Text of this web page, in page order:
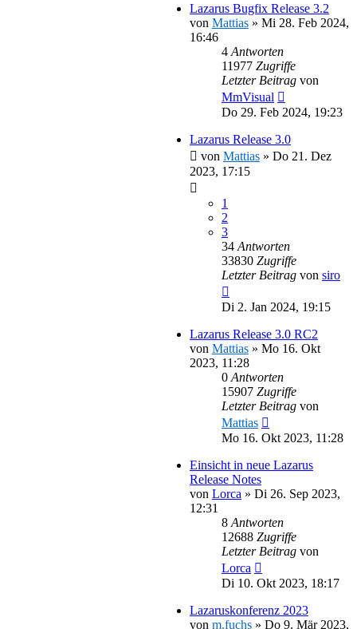
Lazarus Bugfix Release 3.2
von Mattias » Mi 28. Feb 2024,
16:46
4 Antworten
11977 Zugriffe
Letzter Beitrag von
MmVisual
Do 29. Feb 2024, 19:23
Lazarus Release 3.0
von Mattias » Do 21. Dez
2023, 17:15
1
2
3
34 Antworten
33830 Zugriffe
Letzter Beitrag von siro
Di 2. Jan 2024, 19:15
Lazarus Release 3.0 RC2
von Mattias » Mo 16. Okt
2023, 11:28
0 Antworten
15907 Zugriffe
Letzter Beitrag von
Mattias
Mo 16. Okt 2023, 11:28
Einsicht in neue Lazarus
Release Notes
von Lorca » Di 26. Sep 2023,
12:31
8 Antworten
12688 Zugriffe
Letzter Beitrag von
Lorca
Di 10. Okt 2023, 18:17
Lazaruskonferenz 2023
von m.fuchs » Do 9. Mär 2023,